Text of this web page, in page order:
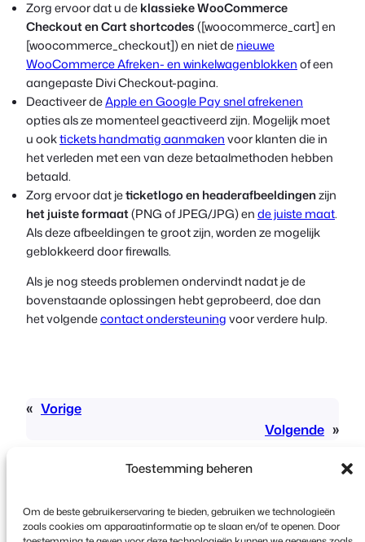
Toestemming beheren
Om de beste gebruikerservaring te bieden, gebruiken we technologieën
zoals cookies om apparaatinformatie op te slaan en/of te openen. Door
Zorg ervoor dat u deklassieke WooCommerce
Checkout en Cart shortcodes([woocommerce_cart] en
[woocommerce_checkout]) en niet denieuwe
WooCommerce Afreken- en winkelwagenblokkenof een
aangepaste Divi Checkout-pagina.
Deactiveer deApple en Google Pay snel afrekenen
opties als ze momenteel geactiveerd zijn. Mogelijk moet
u ooktickets handmatig aanmakenvoor klanten die in
het verleden met een van deze betaalmethoden hebben
betaald.
Zorg ervoor dat jeticketlogo en headerafbeeldingenzijn
het juiste formaat(PNG of JPEG/JPG) ende juiste maat.
Als deze afbeeldingen te groot zijn, worden ze mogelijk
geblokkeerd door firewalls.
Als je nog steeds problemen ondervindt nadat je de
bovenstaande oplossingen hebt geprobeerd, doe dan
het volgendecontact ondersteuningvoor verdere hulp.
« Vorige
Volgende »